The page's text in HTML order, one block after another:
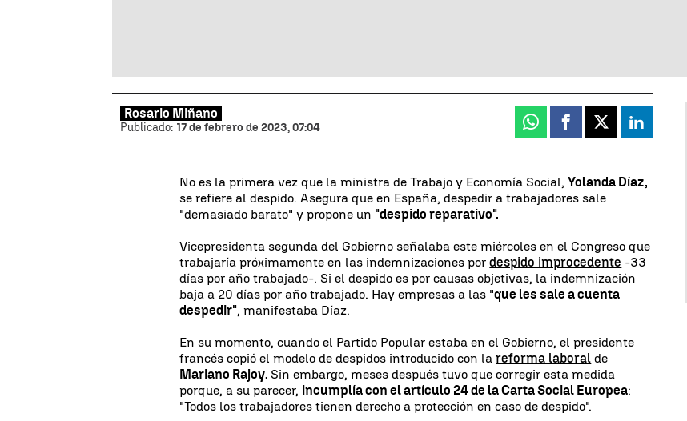
Rosario Miñano
Publicado: 17 de febrero de 2023, 07:04 Whatsapp
Facebook
X Linkedin
No es la primera vez que la ministra de Trabajo y Economía Social,Yolanda Díaz,
se refiere al despido. Asegura que en España, despedir a trabajadores sale
"demasiado barato" y propone un "despido reparativo".
Vicepresidenta segunda del Gobierno señalaba este miércoles en el Congreso que
trabajaría próximamente en las indemnizaciones pordespido improcedente -33
días por año trabajado-. Si el despido es por causas objetivas, la indemnización
baja a 20 días por año trabajado. Hay empresas a las "que les sale a cuenta
despedir", manifestaba Díaz.
En su momento, cuando el Partido Popular estaba en el Gobierno, el presidente
francés copió el modelo de despidos introducido con lareforma laboral de
Mariano Rajoy. Sin embargo, meses después tuvo que corregir esta medida
porque, a su parecer, incumplía con el artículo 24 de la Carta Social Europea:
"Todos los trabajadores tienen derecho a protección en caso de despido".